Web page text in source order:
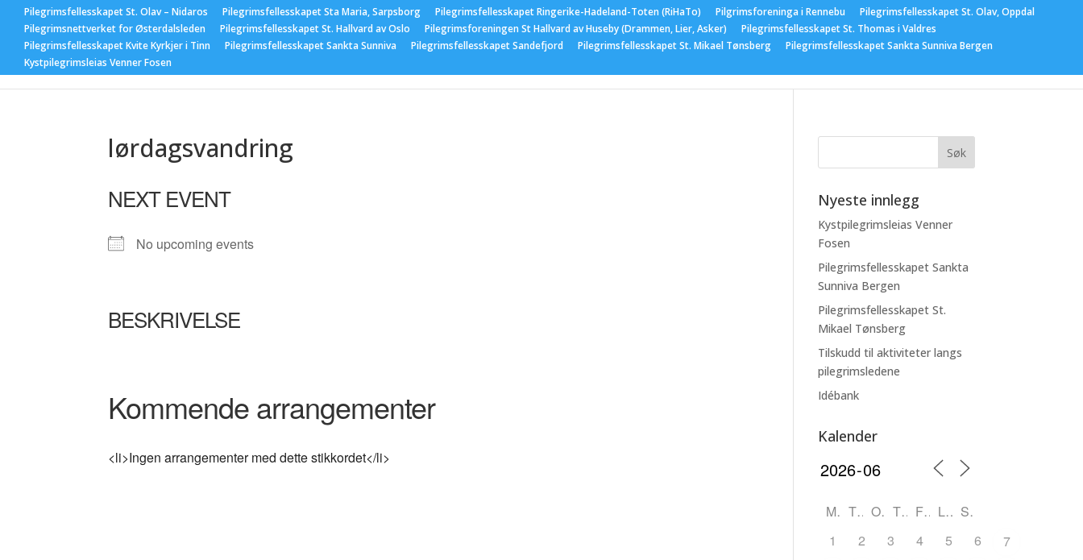
Pilegrimsfellesskapet St. Olav – Nidaros Pilegrimsfellesskapet Sta Maria, Sarpsborg Pilegrimsfellesskapet Ringerike-Hadeland-Toten (RiHaTo) Pilgrimsforeninga i Rennebu
Pilegrimsfellesskapet St. Olav, Oppdal
Pilegrimsnettverket for Østerdalsleden
Pilegrimsfellesskapet St. Hallvard av Oslo Pilegrimsforeningen St Hallvard av Huseby (Drammen, Lier, Asker)
Pilegrimsfellesskapet St. Thomas i Valdres
Pilegrimsfellesskapet Kvite Kyrkjer i Tinn
Pilegrimsfellesskapet Sankta Sunniva Pilegrimsfellesskapet Sandefjord Pilegrimsfellesskapet St. Mikael Tønsberg
Pilegrimsfellesskapet Sankta Sunniva Bergen
Kystpilegrimsleias Venner Fosen
Medlemskap Nyttige lenker Bildegalleri Arrangementer
lørdagsvandring
NEXT EVENT
No upcoming events
BESKRIVELSE
Kommende arrangementer
<li>Ingen arrangementer med dette stikkordet</li>
Nyeste innlegg
Kystpilegrimsleias Venner
Fosen
Pilegrimsfellesskapet Sankta
Sunniva Bergen
Pilegrimsfellesskapet St.
Mikael Tønsberg
Tilskudd til aktiviteter langs
pilegrimsledene
Idébank
Kalender
M T O T F L
S
1
2 3 4 5 6
7